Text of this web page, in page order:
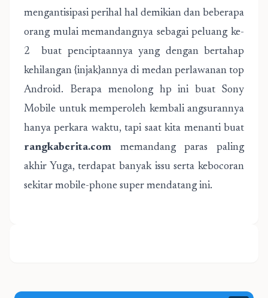
mengantisipasi perihal hal demikian dan beberapa
orang mulai memandangnya sebagai peluang ke-
2 buat penciptaannya yang dengan bertahap
kehilangan {injak}annya di medan perlawanan top
Android. Berapa menolong hp ini buat Sony
Mobile untuk memperoleh kembali angsurannya
hanya perkara waktu, tapi saat kita menanti buat
rangkaberita.com memandang paras paling
akhir Yuga, terdapat banyak issu serta kebocoran
sekitar mobile-phone super mendatang ini.